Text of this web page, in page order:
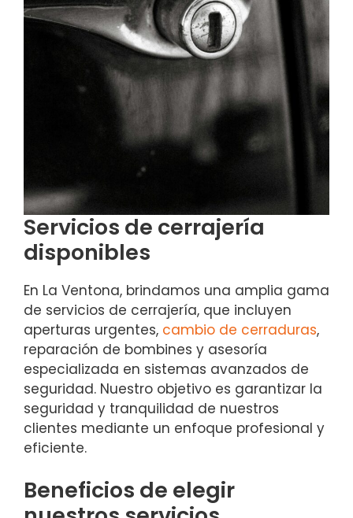
Servicios de cerrajería
disponibles
En La Ventona, brindamos una amplia gama
de servicios de cerrajería, que incluyen
aperturas urgentes, cambio de cerraduras,
reparación de bombines y asesoría
especializada en sistemas avanzados de
seguridad. Nuestro objetivo es garantizar la
seguridad y tranquilidad de nuestros
clientes mediante un enfoque profesional y
eficiente.
Beneficios de elegir